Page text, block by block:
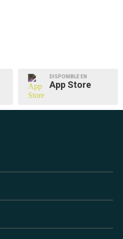
DISPONIBLE EN
App Store